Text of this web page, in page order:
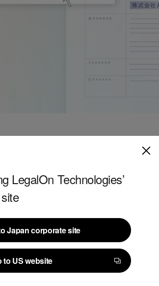
LegalOn Technologies’
Japan corporate site
Japan corporate site
to US website
to US website
ドするだけで、契約書の内容を文字
です。
キャビネ」で一元管理する
全文を対象とした検索ができるため
契約書をすぐ探し出せる